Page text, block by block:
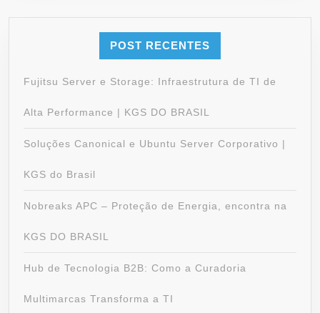
POST RECENTES
Fujitsu Server e Storage: Infraestrutura de TI de
Alta Performance | KGS DO BRASIL
Soluções Canonical e Ubuntu Server Corporativo |
KGS do Brasil
Nobreaks APC – Proteção de Energia, encontra na
KGS DO BRASIL
Hub de Tecnologia B2B: Como a Curadoria
Multimarcas Transforma a TI